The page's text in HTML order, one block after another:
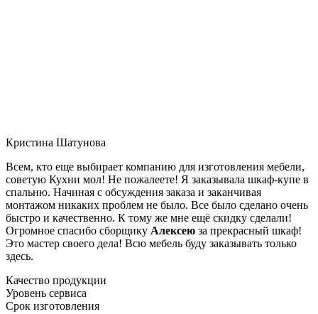
Кристина Шатунова
Всем, кто еще выбирает компанию для изготовления мебели,
советую Кухни мол! Не пожалеете! Я заказывала шкаф-купе в
спальню. Начиная с обсуждения заказа и заканчивая
монтажом никаких проблем не было. Все было сделано очень
быстро и качественно. К тому же мне ещё скидку сделали!
Огромное спасибо сборщику Алексею за прекрасный шкаф!
Это мастер своего дела! Всю мебель буду заказывать только
здесь.
Качество продукции
Уровень сервиса
Срок изготовления